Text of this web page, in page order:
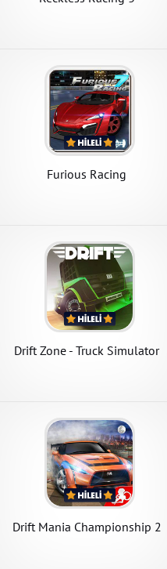
Furious Racing
Drift Zone - Truck Simulator
Drift Mania Championship 2